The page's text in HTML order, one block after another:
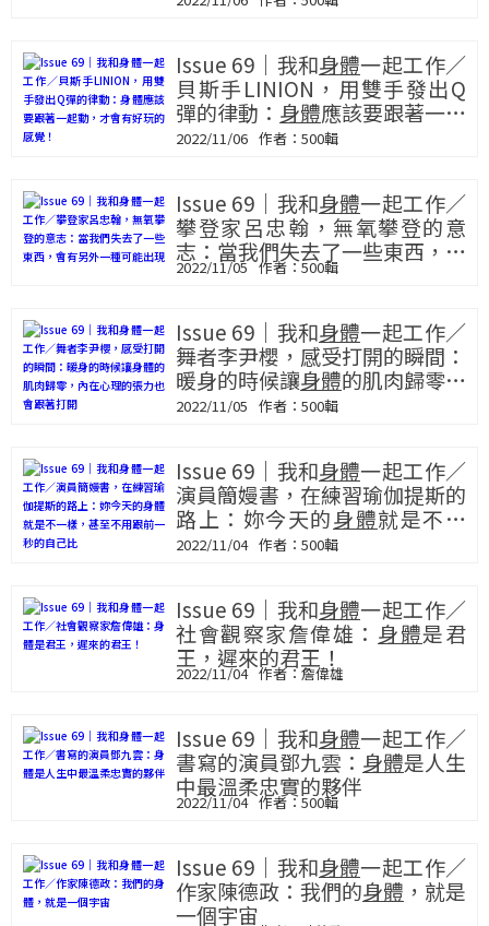
身體一起律動
Issue 69｜我和身體一起工作／
貝斯手LINION，用雙手發出Q
彈的律動： 身體應該要跟著一起
動，才會有好玩的感覺！
2022/11/06 500輯
Issue 69｜我和身體一起工作／
攀登家呂忠翰，無氧攀登的意
志：當我們失去了一些東西，會
有另外一種可能出現
2022/11/05 500輯
Issue 69｜我和身體一起工作／
舞者李尹櫻，感受打開的瞬間：
暖身的時候讓身體的肌肉歸零，
內在心理的張力也會跟著打開
2022/11/05 500輯
Issue 69｜我和身體一起工作／
演員簡嫚書，在練習瑜伽提斯的
路上：妳今天的身體就是不一
樣，甚至不用跟前一秒的自己比
2022/11/04 500輯
Issue 69｜我和身體一起工作／
社會觀察家詹偉雄： 身體是君
王，遲來的君王！
2022/11/04 詹偉雄
Issue 69｜我和身體一起工作／
書寫的演員鄧九雲： 身體是人生
中最溫柔忠實的夥伴
2022/11/04 500輯
Issue 69｜我和身體一起工作／
作家陳德政：我們的身體 ，就是
一個宇宙